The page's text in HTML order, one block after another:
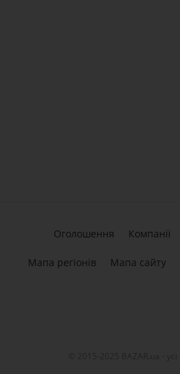
Оголошення Компанії
Мапа регіонів Мапа сайту